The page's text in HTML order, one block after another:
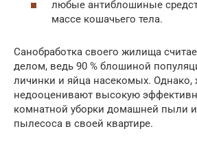
любые антиблошиные
массе кошачьего тела.
Санобработка своего жилища
делом, ведь 90 % блошиной
личинки и яйца насекомых. Однако,
недооценивают высокую
комнатной уборки домашней пыли
пылесоса в своей квартире.